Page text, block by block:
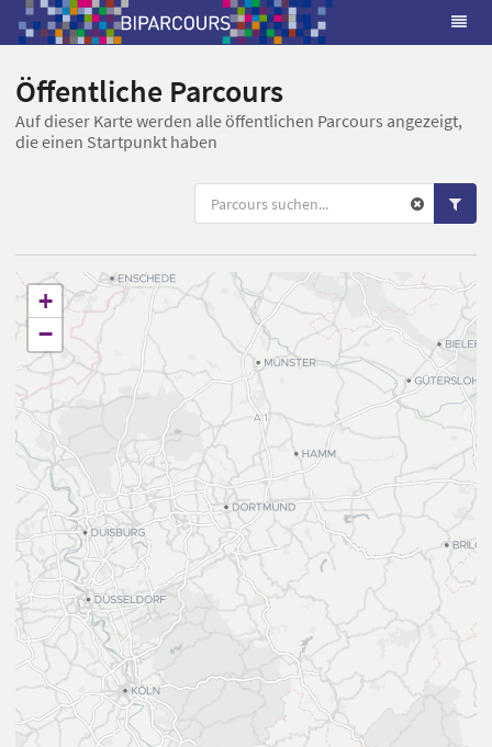
Öffentliche Parcours
Auf dieser Karte werden alle öffentlichen Parcours angezeigt,
die einen Startpunkt haben
+
−